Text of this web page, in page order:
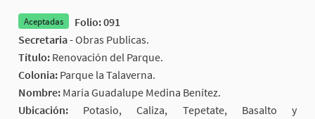
Aceptadas
Folio: 091
Secretaria -Obras Publicas.
Título: Renovación del Parque.
Colonia: Parque la Talaverna.
Nombre: María Guadalupe Medina Benítez.
Ubicación: Potasio, Caliza, Tepetate, Basalto y